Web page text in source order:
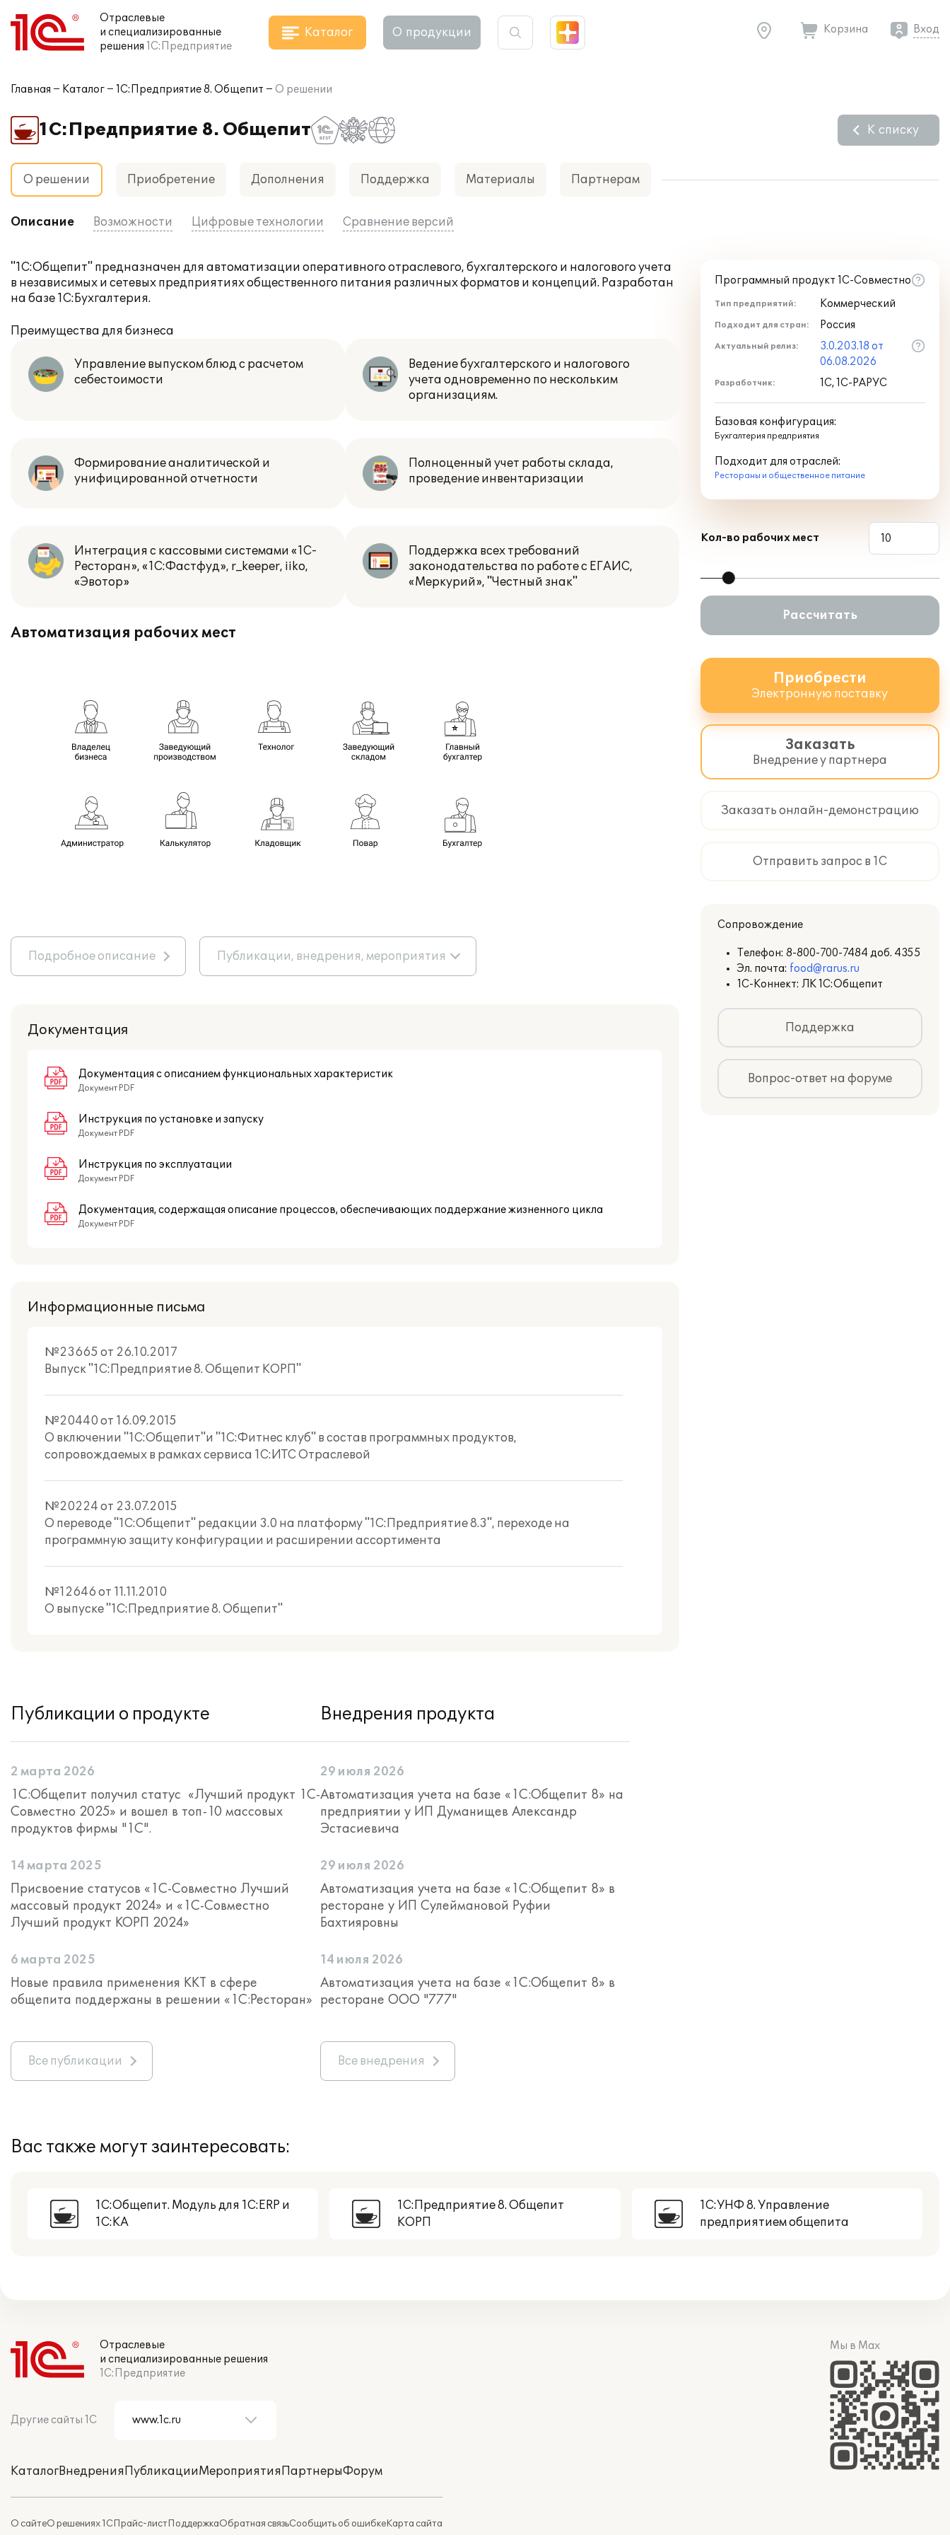
Отраслевые
и специализированные
решения 1С:Предприятие
Каталог О продукции Корзина Вход
Главная Каталог 1С:Предприятие 8. Общепит О решении
1С:Предприятие 8. Общепит К списку
О решении Приобретение Дополнения Поддержка Материалы Партнерам
Описание Возможности Цифровые технологии Сравнение версий
"1С:Общепит" предназначен для автоматизации оперативного отраслевого, бухгалтерского и налогового учета
в независимых и сетевых предприятиях общественного питания различных форматов и концепций. Разработан
на базе 1С:Бухгалтерия.
Преимущества для бизнеса
Управление выпуском блюд с расчетом
себестоимости
Ведение бухгалтерского и налогового
учета одновременно по нескольким
организациям.
Формирование аналитической и
унифицированной отчетности
Полноценный учет работы склада,
проведение инвентаризации
Интеграция с кассовыми системами «1С-
Ресторан», «1С:Фастфуд», r_keeper, iiko,
«Эвотор»
Поддержка всех требований
законодательства по работе с ЕГАИС,
«Меркурий», "Честный знак"
Автоматизация рабочих мест
Подробное описание Публикации, внедрения, мероприятия
Документация
Документация с описанием функциональных характеристик
Документ PDF
Инструкция по установке и запуску
Документ PDF
Инструкция по эксплуатации
Документ PDF
Документация, содержащая описание процессов, обеспечивающих поддержание жизненного цикла
Документ PDF
Информационные письма
№23665 от 26.10.2017
Выпуск "1С:Предприятие 8. Общепит КОРП"
№20440 от 16.09.2015
О включении "1С:Общепит"и "1С:Фитнес клуб" в состав программных продуктов,
сопровождаемых в рамках сервиса 1С:ИТС Отраслевой
№20224 от 23.07.2015
О переводе "1С:Общепит" редакции 3.0 на платформу "1С:Предприятие 8.3", переходе на
программную защиту конфигурации и расширении ассортимента
№12646 от 11.11.2010
О выпуске "1С:Предприятие 8. Общепит"
Программный продукт 1С-Совместно
Тип предприятий: Коммерческий
Подходит для стран: Россия
Актуальный релиз:
3.0.203.18 от
06.08.2026
Разработчик: 1С, 1С-РАРУС
Базовая конфигурация:
Бухгалтерия предприятия
Подходит для отраслей:
Рестораны и общественное питание
Кол-во рабочих мест
Рассчитать
Приобрести
Электронную поставку
Заказать
Внедрение у партнера
Заказать онлайн-демонстрацию
Отправить запрос в 1С
Сопровождение
Телефон: 8-800-700-7484 доб. 4355
Эл. почта: food@rarus.ru
1С-Коннект: ЛК 1С:Общепит
Поддержка
Вопрос-ответ на форуме
Публикации о продукте
2 марта 2026
1С:Общепит получил статус «Лучший продукт 1С-
Совместно 2025» и вошел в топ-10 массовых
продуктов фирмы "1С".
14 марта 2025
Присвоение статусов «1С-Совместно Лучший
массовый продукт 2024» и «1С-Совместно
Лучший продукт КОРП 2024»
6 марта 2025
Новые правила применения ККТ в сфере
общепита поддержаны в решении «1С:Ресторан»
Все публикации
Внедрения продукта
29 июля 2026
Автоматизация учета на базе «1С:Общепит 8» на
предприятии у ИП Думанищев Александр
Эстасиевича
29 июля 2026
Автоматизация учета на базе «1С:Общепит 8» в
ресторане у ИП Сулеймановой Руфии
Бахтияровны
14 июля 2026
Автоматизация учета на базе «1С:Общепит 8» в
ресторане ООО "777"
Все внедрения
Вас также могут заинтересовать:
1С:Общепит. Модуль для 1С:ERP и
1С:КА
1С:Предприятие 8. Общепит
КОРП
1С:УНФ 8. Управление
предприятием общепита
Отраслевые
и специализированные решения
1С:Предприятие
Другие сайты 1С
КаталогВнедренияПубликацииМероприятияПартнерыФорум
О сайтеО решениях 1СПрайс-листПоддержкаОбратная связьСообщить об ошибкеКарта сайта
Мы в Max